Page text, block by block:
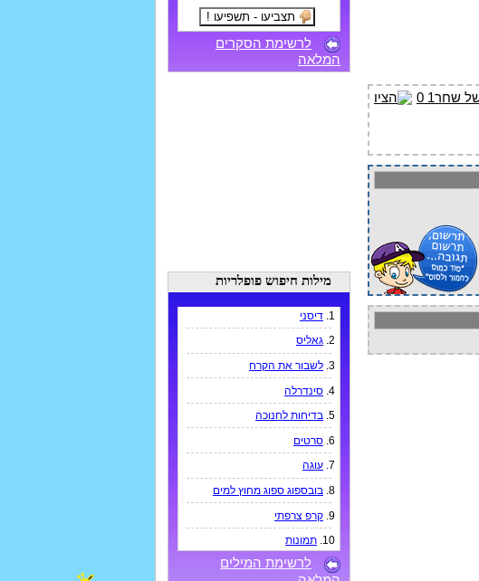
לרשימת הסקרים
המלאה
מילות חיפוש פופלריות
1. דיסני
2. גאליס
3. לשבור את הקרח
4. סינדרלה
5. בדיחות לחנוכה
6. סרטים
7. עוגה
8. בובספוג ספוג מחוץ למים
9. קרפ צרפתי
10. תמונות
לרשימת המילים